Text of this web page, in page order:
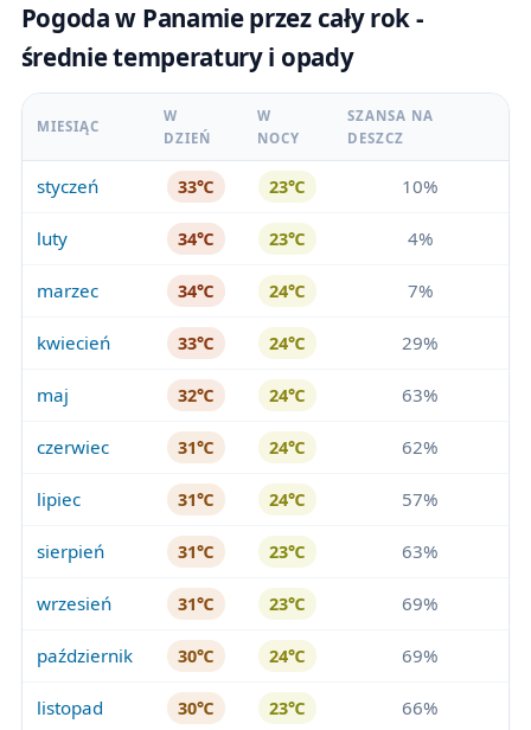
Pogoda w Panamie przez cały rok -
średnie temperatury i opady
MIESIĄC
W
DZIEŃ
W
NOCY
SZANSA NA
DESZCZ
styczeń 33℃ 23℃ 10%
luty 34℃ 23℃ 4%
marzec 34℃ 24℃ 7%
kwiecień 33℃ 24℃ 29%
maj 32℃ 24℃ 63%
czerwiec 31℃ 24℃ 62%
lipiec 31℃ 24℃ 57%
sierpień 31℃ 23℃ 63%
wrzesień 31℃ 23℃ 69%
październik 30℃ 24℃ 69%
listopad 30℃ 23℃ 66%